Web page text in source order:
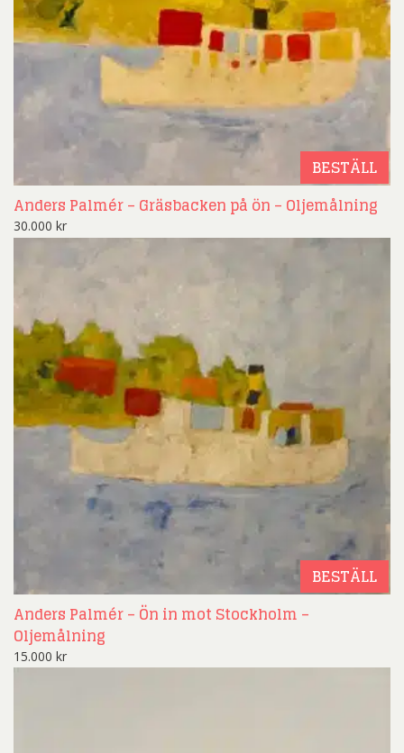
BESTÄLL
Anders Palmér – Gräsbacken på ön – Oljemålning
30.000 kr
BESTÄLL
Anders Palmér – Ön in mot Stockholm –
Oljemålning
15.000 kr